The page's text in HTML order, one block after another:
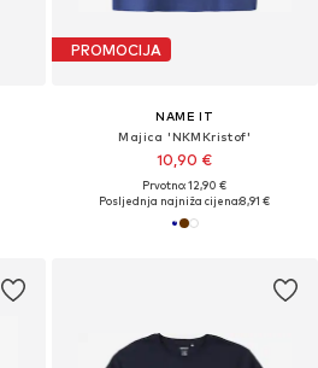
PROMOCIJA
NAME IT
Majica 'NKMKristof'
10,90 €
Prvotno: 12,90 €
Posljednja najniža cijena:8,91 €